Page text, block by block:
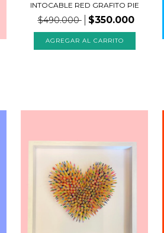
INTOCABLE RED GRAFITO PIE
$490.000 $350.000